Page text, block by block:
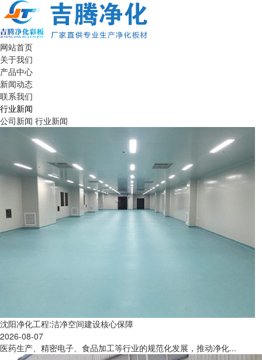
网站首页
关于我们
产品中心
新闻动态
联系我们
行业新闻
公司新闻 行业新闻
沈阳净化工程:洁净空间建设核心保障
2026-08-07
医药生产、精密电子、食品加工等行业的规范化发展，推动净化...